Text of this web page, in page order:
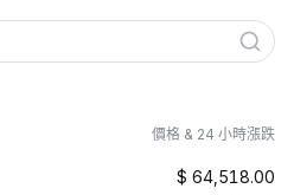
價格 & 24 小時漲跌
$ 64,518.00